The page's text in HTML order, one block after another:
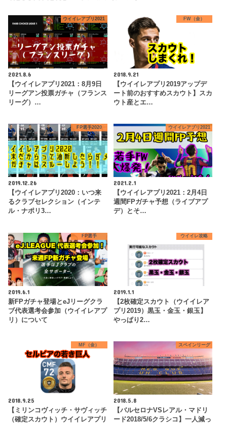
ウイイレアプリ2021
2021.8.6
【ウイイレアプリ2021：8月9日
リーグアン投票ガチャ（フランス
リーグ）…
FW（金）
2018.9.21
【ウイイレアプリ2019アップデ
ート前のおすすめスカウト】スカ
ウト産とエ…
FP選手2020
2019.12.26
【ウイイレアプリ2020：いつ来
るクラブセレクション（インテ
ル・ナポリ3…
ウイイレアプリ2021
2021.2.1
【ウイイレアプリ2021：2月4日
週間FPガチャ予想（ライブアプ
デ）とそ…
FP選手
2019.6.1
新FPガチャ登場とeJリーグクラ
ブ代表選考会参加（ウイイレアプ
リ）について
ウイイレ攻略
2019.1.1
【2枚確定スカウト（ウイイレア
プリ2019）黒玉・金玉・銀玉】
やっぱり2…
MF（金）
2018.9.25
【ミリンコヴィッチ・サヴィッチ
（確定スカウト）ウイイレアプリ
スペインリーグ
2018.5.8
【バルセロナVSレアル・マドリ
ード2018/5/6クラシコ】一人減っ